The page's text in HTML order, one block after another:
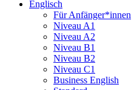
Englisch
Für Anfänger*innen
Niveau A1
Niveau A2
Niveau B1
Niveau B2
Niveau C1
Business English